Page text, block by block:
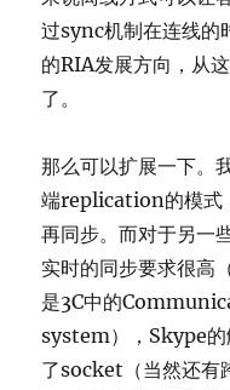
过sync机制在连线的
的RIA发展方向，从
了。
那么可以扩展一下。
端replication的模式
再同步。而对于另一
实时的同步要求很高
是3C中的
system），Skype的
了socket（当然还有